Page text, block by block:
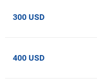
300 USD
400 USD